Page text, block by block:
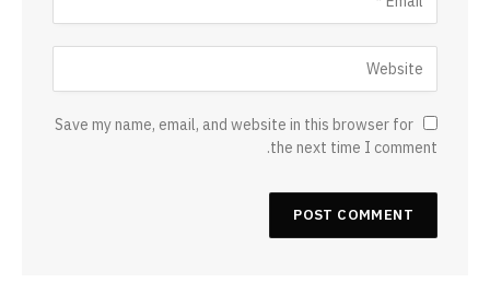
Save my name, email, and website in this browser for
the next time I comment.